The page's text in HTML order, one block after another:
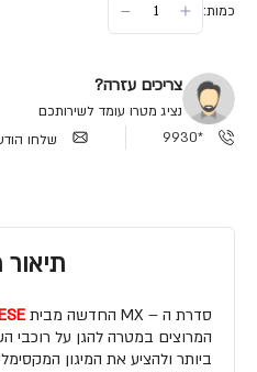
כמות:
צריכים עזרה?
נציג מטרו עומד לשירותכם
*9930
שלחו
תיאור
סדרת ה – MX החדשה מבית
המרוצים במטרה להגן על רוכבי
ביותר ולהציע את המיגון